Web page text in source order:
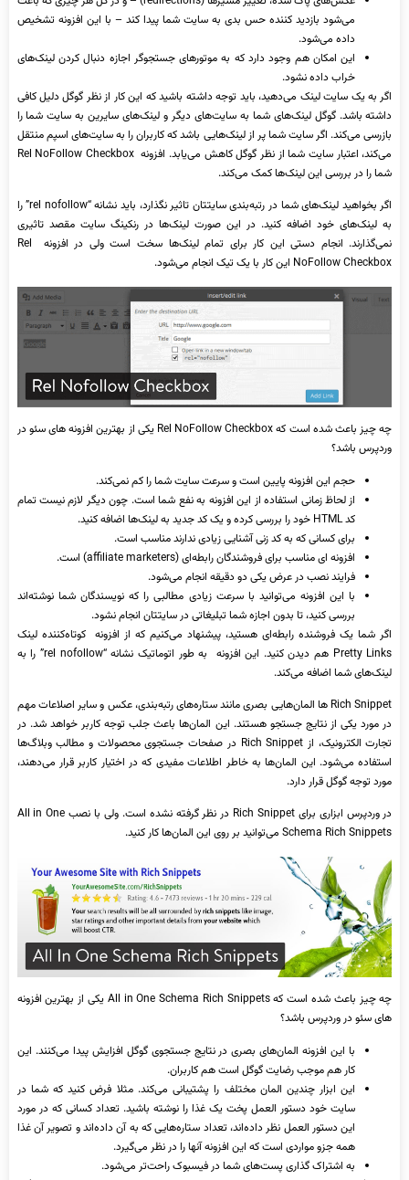
می‌شود بازدید کننده حس بدی به سایت شما پیدا کند – با این افزونه تشخیص
داده می‌شود.
این امکان هم وجود دارد که به موتورهای جستجوگر اجازه دنبال کردن لینک‌های
خراب داده نشود.
اگر به یک سایت لینک می‌دهید، باید توجه داشته باشید که این کار از نظر گوگل دلیل کافی
داشته باشد. گوگل لینک‌های شما به سایت‌های دیگر و لینک‌های سایرین به سایت شما را
بازرسی می‌کند. اگر سایت شما پر از لینک‌هایی باشد که کاربران را به سایت‌های اسپم منتقل
می‌کند، اعتبار سایت شما از نظر گوگل کاهش می‌یابد. افزونه Rel NoFollow Checkbox
شما را در بررسی این لینک‌ها کمک می‌کند.
اگر بخواهید لینک‌های شما در رتبه‌بندی سایتتان تاثیر نگذارد، باید نشانه “rel nofollow” را
به لینک‌های خود اضافه کنید. در این صورت لینک‌ها در رنکینگ سایت مقصد تاثیری
نمی‌گذارند. انجام دستی این کار برای تمام لینک‌ها سخت است ولی در افزونه Rel
NoFollow Checkbox این کار با یک تیک انجام می‌شود.
چه چیز باعث شده است که Rel NoFollow Checkbox یکی از بهترین افزونه ‌های سئو در
وردپرس باشد؟
حجم این افزونه پایین است و سرعت سایت شما را کم نمی‌کند.
از لحاظ زمانی استفاده از این افزونه به نفع شما است. چون دیگر لازم نیست تمام
کد HTML خود را بررسی کرده و یک کد جدید به لینک‌ها اضافه کنید.
برای کسانی که به کد زنی آشنایی زیادی ندارند مناسب است.
افزونه ‌ای مناسب برای فروشندگان رابطه‌ای (affiliate marketers) است.
فرایند نصب در عرض یکی دو دقیقه انجام می‌شود.
با این افزونه می‌توانید با سرعت زیادی مطالبی را که نویسندگان شما نوشته‌اند
بررسی کنید، تا بدون اجازه شما تبلیغاتی در سایتتان انجام نشود.
اگر شما یک فروشنده رابطه‌ای هستید، پیشنهاد می‌کنیم که از افزونه کوتاه‌کننده لینک
Pretty Links هم دیدن کنید. این افزونه به طور اتوماتیک نشانه “rel nofollow” را به
لینک‌های شما اضافه می‌کند.
Rich Snippet ها المان‌هایی بصری مانند ستاره‌های رتبه‌بندی، عکس و سایر اصلاعات مهم
در مورد یکی از نتایج جستجو هستند. این المان‌ها باعث جلب توجه کاربر خواهد شد. در
تجارت الکترونیک، از Rich Snippet در صفحات جستجوی محصولات و مطالب وبلاگ‌ها
استفاده می‌شود. این المان‌ها به خاطر اطلاعات مفیدی که در اختیار کاربر قرار می‌دهند،
مورد توجه گوگل قرار دارد.
در وردپرس ابزاری برای Rich Snippet در نظر گرفته نشده است. ولی با نصب All in One
Schema Rich Snippets می‌توانید بر روی این المان‌ها کار کنید.
چه چیز باعث شده است که All in One Schema Rich Snippets یکی از بهترین افزونه
‌های سئو در وردپرس باشد؟
با این افزونه المان‌های بصری در نتایج جستجوی گوگل افزایش پیدا می‌کنند. این
کار هم موجب رضایت گوگل است هم کاربران.
این ابزار چندین المان مختلف را پشتیبانی می‌کند. مثلا فرض کنید که شما در
سایت خود دستور العمل پخت یک غذا را نوشته باشید. تعداد کسانی که در مورد
این دستور العمل نظر داده‌اند، تعداد ستاره‌هایی که به آن داده‌اند و تصویر آن غذا
همه جزو مواردی است که این افزونه آنها را در نظر می‌گیرد.
به اشتراک گذاری پست‌های شما در فیسبوک راحت‌تر می‌شود.